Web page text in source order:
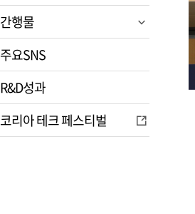
간행물
주요SNS
R&D성과
코리아 테크 페스티벌